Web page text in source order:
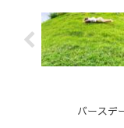
バースデ